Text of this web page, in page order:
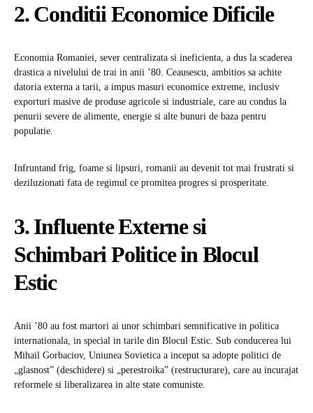
2. Conditii Economice Dificile
Economia Romaniei, sever centralizata si ineficienta, a dus la scaderea
drastica a nivelului de trai in anii ’80. Ceausescu, ambitios sa achite
datoria externa a tarii, a impus masuri economice extreme, inclusiv
exporturi masive de produse agricole si industriale, care au condus la
penurii severe de alimente, energie si alte bunuri de baza pentru
populatie.
Infruntand frig, foame si lipsuri, romanii au devenit tot mai frustrati si
deziluzionati fata de regimul ce promitea progres si prosperitate.
3. Influente Externe si
Schimbari Politice in Blocul
Estic
Anii ’80 au fost martori ai unor schimbari semnificative in politica
internationala, in special in tarile din Blocul Estic. Sub conducerea lui
Mihail Gorbaciov, Uniunea Sovietica a inceput sa adopte politici de
„glasnost” (deschidere) si „perestroika” (restructurare), care au incurajat
reformele si liberalizarea in alte state comuniste.